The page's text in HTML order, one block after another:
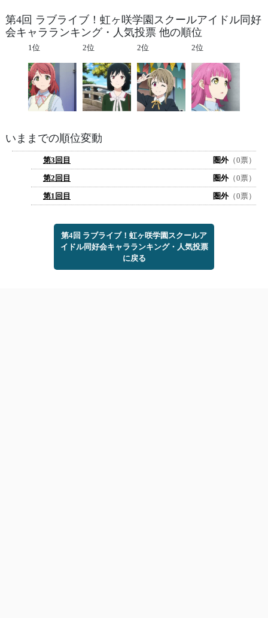
第4回 ラブライブ！虹ヶ咲学園スクールアイドル同好
会キャラランキング・人気投票 他の順位
1位 2位 2位 2位
いままでの順位変動
第3回目 圏外（0票）
第2回目
圏外（0票）
第1回目
圏外（0票）
第4回 ラブライブ！虹ヶ咲学園スクールア
イドル同好会キャラランキング・人気投票
に戻る